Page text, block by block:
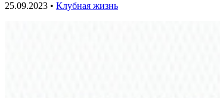
25.09.2023 • Клубная жизнь